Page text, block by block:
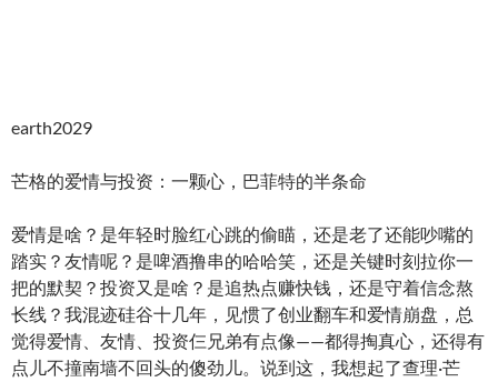
earth2029
芒格的爱情与投资：一颗心，巴菲特的半条命
爱情是啥？是年轻时脸红心跳的偷瞄，还是老了还能吵嘴的
踏实？友情呢？是啤酒撸串的哈哈笑，还是关键时刻拉你一
把的默契？投资又是啥？是追热点赚快钱，还是守着信念熬
长线？我混迹硅谷十几年，见惯了创业翻车和爱情崩盘，总
觉得爱情、友情、投资仨兄弟有点像——都得掏真心，还得有
点儿不撞南墙不回头的傻劲儿。说到这，我想起了查理·芒